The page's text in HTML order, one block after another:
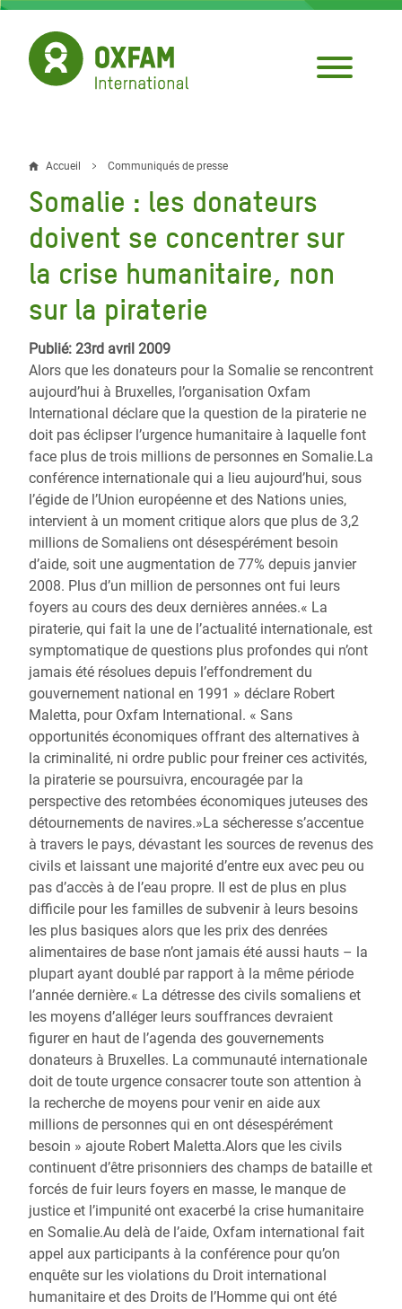
Aller
contenu
principal
Fil
d'Ariane
Accueil Communiqués de presse
Somalie : les donateurs
doivent se concentrer sur
la crise humanitaire, non
sur la piraterie
Publié: 23rd avril 2009
Alors que les donateurs pour la Somalie se rencontrent
aujourd’hui à Bruxelles, l’organisation Oxfam
International déclare que la question de la piraterie ne
doit pas éclipser l’urgence humanitaire à laquelle font
face plus de trois millions de personnes en Somalie.La
conférence internationale qui a lieu aujourd’hui, sous
l’égide de l’Union européenne et des Nations unies,
intervient à un moment critique alors que plus de 3,2
millions de Somaliens ont désespérément besoin
d’aide, soit une augmentation de 77% depuis janvier
2008. Plus d’un million de personnes ont fui leurs
foyers au cours des deux dernières années.« La
piraterie, qui fait la une de l’actualité internationale, est
symptomatique de questions plus profondes qui n’ont
jamais été résolues depuis l’effondrement du
gouvernement national en 1991 » déclare Robert
Maletta, pour Oxfam International. « Sans
opportunités économiques offrant des alternatives à
la criminalité, ni ordre public pour freiner ces activités,
la piraterie se poursuivra, encouragée par la
perspective des retombées économiques juteuses des
détournements de navires.»La sécheresse s’accentue
à travers le pays, dévastant les sources de revenus des
civils et laissant une majorité d’entre eux avec peu ou
pas d’accès à de l’eau propre. Il est de plus en plus
difficile pour les familles de subvenir à leurs besoins
les plus basiques alors que les prix des denrées
alimentaires de base n’ont jamais été aussi hauts – la
plupart ayant doublé par rapport à la même période
l’année dernière.« La détresse des civils somaliens et
les moyens d’alléger leurs souffrances devraient
figurer en haut de l’agenda des gouvernements
donateurs à Bruxelles. La communauté internationale
doit de toute urgence consacrer toute son attention à
la recherche de moyens pour venir en aide aux
millions de personnes qui en ont désespérément
besoin » ajoute Robert Maletta.Alors que les civils
continuent d’être prisonniers des champs de bataille et
forcés de fuir leurs foyers en masse, le manque de
justice et l’impunité ont exacerbé la crise humanitaire
en Somalie.Au delà de l’aide, Oxfam international fait
appel aux participants à la conférence pour qu’on
enquête sur les violations du Droit international
humanitaire et des Droits de l’Homme qui ont été